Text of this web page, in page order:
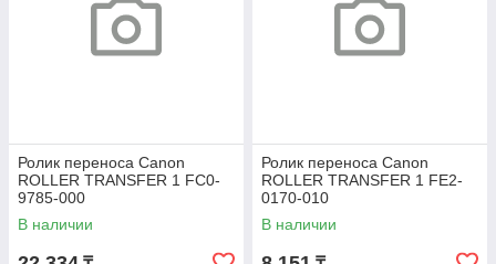
Ролик переноса Canon
ROLLER TRANSFER 1 FC0-
9785-000
В наличии
Ролик переноса Canon
ROLLER TRANSFER 1 FE2-
0170-010
В наличии